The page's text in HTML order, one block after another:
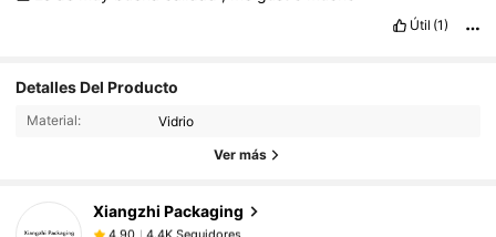
Útil (1)
Detalles Del Producto
Material: Vidrio
Ver más
Xiangzhi Packaging
4,90 4.4K Seguidores
4.4K Seguidores
4,90
4.4K Seguidores